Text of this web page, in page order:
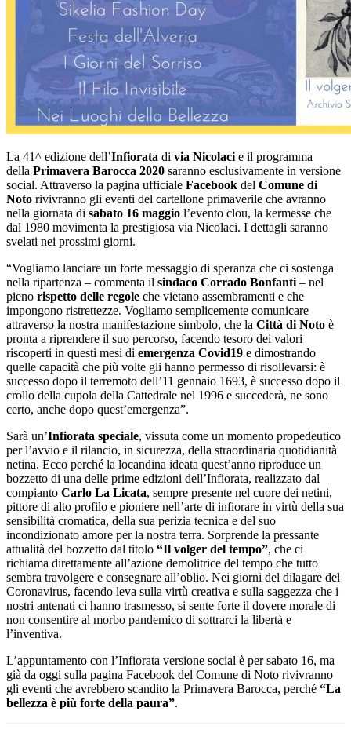
La 41^ edizione dell’Infiorata di via Nicolaci e il programma
della Primavera Barocca 2020 saranno esclusivamente in versione
social. Attraverso la pagina ufficiale Facebook del Comune di
Noto rivivranno gli eventi del cartellone primaverile che avranno
nella giornata di sabato 16 maggio l’evento clou, la kermesse che
dal 1980 movimenta la prestigiosa via Nicolaci. I dettagli saranno
svelati nei prossimi giorni.
“Vogliamo lanciare un forte messaggio di speranza che ci sostenga
nella ripartenza – commenta il sindaco Corrado Bonfanti – nel
pieno rispetto delle regole che vietano assembramenti e che
impongono ristrettezze. Vogliamo semplicemente comunicare
attraverso la nostra manifestazione simbolo, che la Città di Noto è
pronta a riprendere il suo percorso, facendo tesoro dei valori
riscoperti in questi mesi di emergenza Covid19 e dimostrando
quelle capacità che più volte gli hanno permesso di risollevarsi: è
successo dopo il terremoto dell’11 gennaio 1693, è successo dopo il
crollo della cupola della Cattedrale nel 1996 e succederà, ne sono
certo, anche dopo quest’emergenza”.
Sarà un’Infiorata speciale, vissuta come un momento propedeutico
per l’avvio e il rilancio, in sicurezza, della straordinaria quotidianità
netina. Ecco perché la locandina ideata quest’anno riproduce un
bozzetto di una delle prime edizioni dell’Infiorata, realizzato dal
compianto Carlo La Licata, sempre presente nel cuore dei netini,
pittore di alto profilo e pioniere nell’arte di infiorare in virtù della sua
sensibilità cromatica, della sua perizia tecnica e del suo
incondizionato amore per la nostra terra. Sorprende la pressante
attualità del bozzetto dal titolo “Il volger del tempo”, che ci
richiama direttamente all’azione demolitrice del tempo che tutto
sembra travolgere e consegnare all’oblio. Nei giorni del dilagare del
Coronavirus, facendo leva sulla virtù creativa e sulla saggezza che i
nostri antenati ci hanno trasmesso, si sente forte il dovere morale di
non consentire al morbo pandemico di sottrarci la libertà e
l’inventiva.
L’appuntamento con l’Infiorata versione social è per sabato 16, ma
già da oggi sulla pagina Facebook del Comune di Noto rivivranno
gli eventi che avrebbero scandito la Primavera Barocca, perché “La
bellezza è più forte della paura”.